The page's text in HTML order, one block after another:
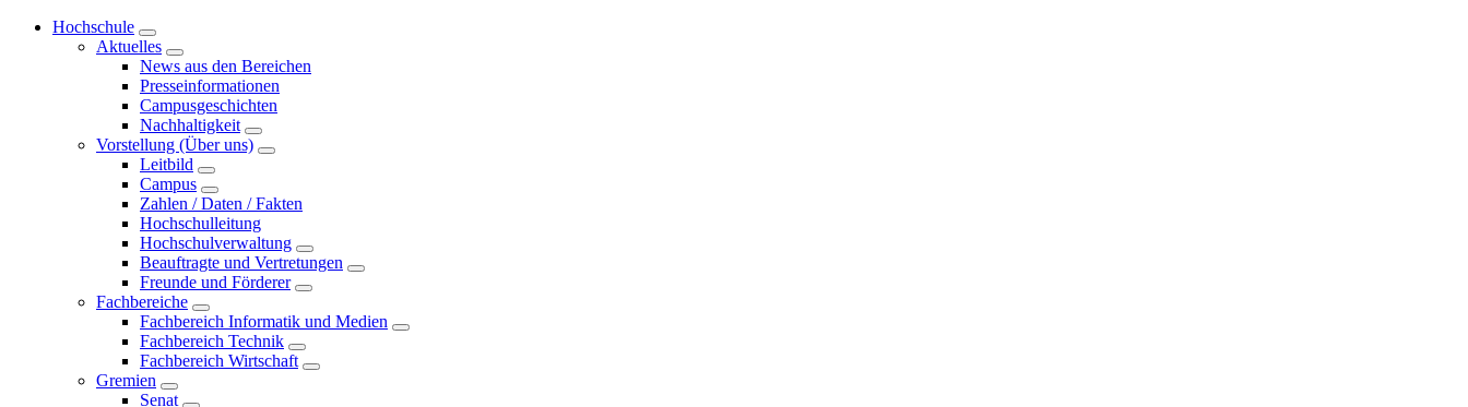
Hochschule
Aktuelles
News aus den Bereichen
Presseinformationen
Campusgeschichten
Nachhaltigkeit
Vorstellung (Über uns)
Leitbild
Campus
Zahlen / Daten / Fakten
Hochschulleitung
Hochschulverwaltung
Beauftragte und Vertretungen
Freunde und Förderer
Fachbereiche
Fachbereich Informatik und Medien
Fachbereich Technik
Fachbereich Wirtschaft
Gremien
Senat